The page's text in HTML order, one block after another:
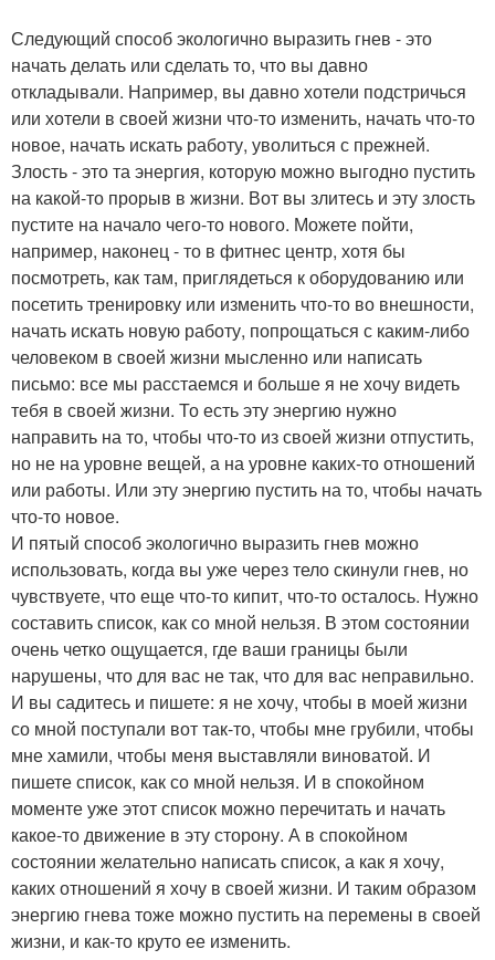
Следующий способ экологично выразить гнев - это
начать делать или сделать то, что вы давно
откладывали. Например, вы давно хотели подстричься
или хотели в своей жизни что-то изменить, начать что-то
новое, начать искать работу, уволиться с прежней.
Злость - это та энергия, которую можно выгодно пустить
на какой-то прорыв в жизни. Вот вы злитесь и эту злость
пустите на начало чего-то нового. Можете пойти,
например, наконец - то в фитнес центр, хотя бы
посмотреть, как там, приглядеться к оборудованию или
посетить тренировку или изменить что-то во внешности,
начать искать новую работу, попрощаться с каким-либо
человеком в своей жизни мысленно или написать
письмо: все мы расстаемся и больше я не хочу видеть
тебя в своей жизни. То есть эту энергию нужно
направить на то, чтобы что-то из своей жизни отпустить,
но не на уровне вещей, а на уровне каких-то отношений
или работы. Или эту энергию пустить на то, чтобы начать
что-то новое.
И пятый способ экологично выразить гнев можно
использовать, когда вы уже через тело скинули гнев, но
чувствуете, что еще что-то кипит, что-то осталось. Нужно
составить список, как со мной нельзя. В этом состоянии
очень четко ощущается, где ваши границы были
нарушены, что для вас не так, что для вас неправильно.
И вы садитесь и пишете: я не хочу, чтобы в моей жизни
со мной поступали вот так-то, чтобы мне грубили, чтобы
мне хамили, чтобы меня выставляли виноватой. И
пишете список, как со мной нельзя. И в спокойном
моменте уже этот список можно перечитать и начать
какое-то движение в эту сторону. А в спокойном
состоянии желательно написать список, а как я хочу,
каких отношений я хочу в своей жизни. И таким образом
энергию гнева тоже можно пустить на перемены в своей
жизни, и как-то круто ее изменить.